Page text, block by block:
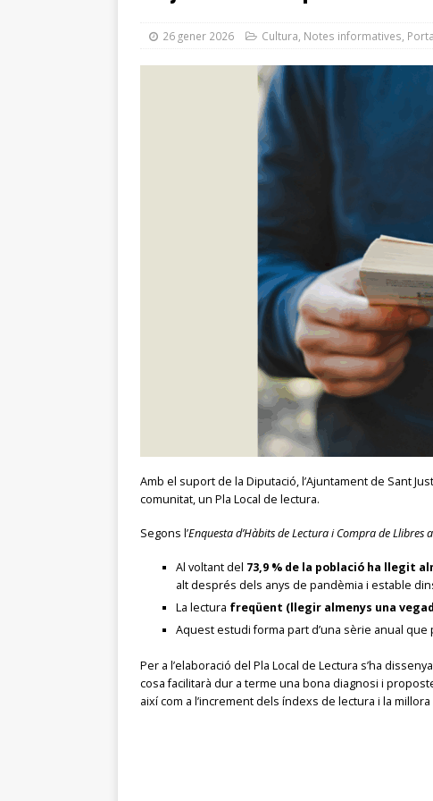
modifica el contracte de la UIR
carretera Reial i el reforç de la
[ 24 juliol 2026 ]
Afectacions
[ 23 juliol 2026 ]
[ 23 juliol 2026 ]
El nou Pla
Sant Just ret
reconeixement i un concert
[ 21 juliol 2026 ] Prevenir les
mosquits
NOTES
[ 5 agost 2026 ] El groc, el Casal
GESTIÓ TRIBUTÀRIA
26 gener 2026 Cultura, Notes informatives,
Amb el suport de la Diputació, l’Ajuntament de Sant
comunitat, un Pla Local de lectura.
Segons l’Enquesta d’Hàbits de Lectura i Compra de Llibres
Al voltant del 73,9 % de la població ha llegit
alt després dels anys de pandèmia i estable
La lectura freqüent (llegir almenys una
Aquest estudi forma part d’una sèrie anual que
Per a l’elaboració del Pla Local de Lectura s’ha
cosa facilitarà dur a terme una bona diagnosi i
així com a l’increment dels índexs de lectura i la